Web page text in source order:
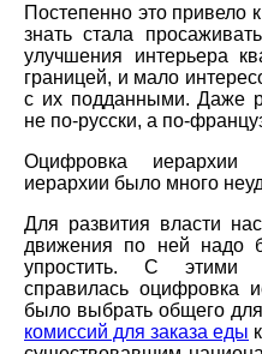
Постепенно это привело
знать стала
улучшения интерьера
границей, и мало
с их подданными. Даже
не по-русски, а по-
Оцифровка
иерархии было много
Для развития власти
движения по ней надо
упростить. С этими
справилась оцифровка
было выбрать общего
комиссий для заказа еды